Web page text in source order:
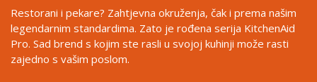
Restorani i pekare? Zahtjevna okruženja, čak i prema našim
legendarnim standardima. Zato je rođena serija KitchenAid
Pro. Sad brend s kojim ste rasli u svojoj kuhinji može rasti
zajedno s vašim poslom.